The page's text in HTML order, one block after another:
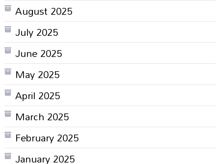
August 2025
July 2025
June 2025
May 2025
April 2025
March 2025
February 2025
January 2025